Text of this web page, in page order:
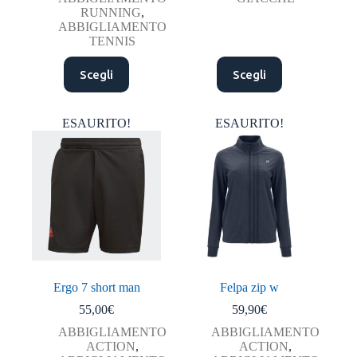
RUNNING,
ABBIGLIAMENTO
TENNIS
Scegli
Questo
prodotto
ha
varianti.
Le
opzioni
pagina
del
prodotto
Scegli
Questo
prodotto
ha
varianti.
Le
opzioni
possono
essere
scelte
prodotto
ESAURITO!
Ergo 7 short man
55,00€
ABBIGLIAMENTO
ACTION,
ESAURITO!
Felpa zip w
59,90€
ABBIGLIAMENTO
ACTION,